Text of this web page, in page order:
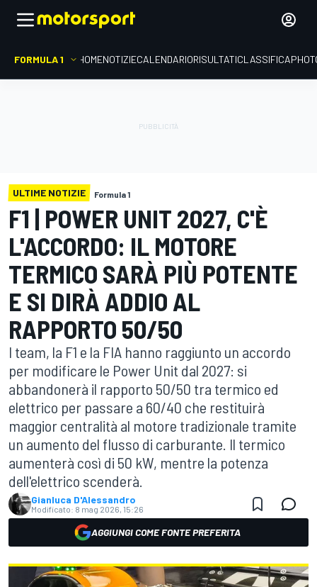
FORMULA 1 HOMENOTIZIECALENDARIORISULTATICLASSIFICA
ULTIME NOTIZIE Formula 1
F1 | POWER UNIT 2027, C'È
L'ACCORDO: IL MOTORE
TERMICO SARÀ PIÙ POTENTE
E SI DIRÀ ADDIO AL
RAPPORTO 50/50
I team, la F1 e la FIA hanno raggiunto un accordo
per modificare le Power Unit dal 2027: si
abbandonerà il rapporto 50/50 tra termico ed
elettrico per passare a 60/40 che restituirà
maggior centralità al motore tradizionale tramite
un aumento del flusso di carburante. Il termico
aumenterà così di 50 kW, mentre la potenza
dell'elettrico scenderà.
Gianluca D'Alessandro
Modificato: 8 mag 2026, 15:26
AGGIUNGI COME FONTE PREFERITA